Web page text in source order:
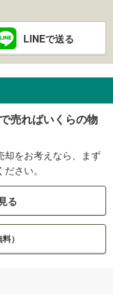
LINEで送る
売ればいくらの物
却をお考えなら、まず
さい。
る
料）